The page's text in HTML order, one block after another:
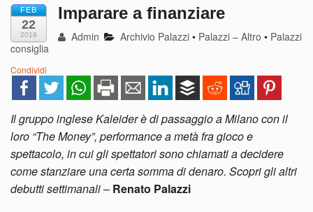
FEB
22
2019
Imparare a finanziare
Admin Archivio Palazzi • Palazzi – Altro • Palazzi
consiglia
Condividi
Il gruppo inglese Kaleider è di passaggio a Milano con il
loro “The Money”, performance a metà fra gioco e
spettacolo, in cui gli spettatori sono chiamati a decidere
come stanziare una certa somma di denaro. Scopri gli altri
debutti settimanali– Renato Palazzi